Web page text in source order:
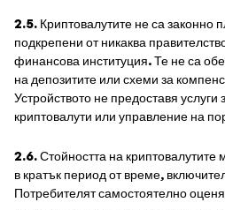
2.5. Криптовалутите не са законно
подкрепени от никаква
финансова институция. Те не са
на депозитите или схеми за
Устройството не предоставя услуги
криптовалути или управление на
2.6.Стойността на
в кратък период от време,
Потребителят самостоятелно